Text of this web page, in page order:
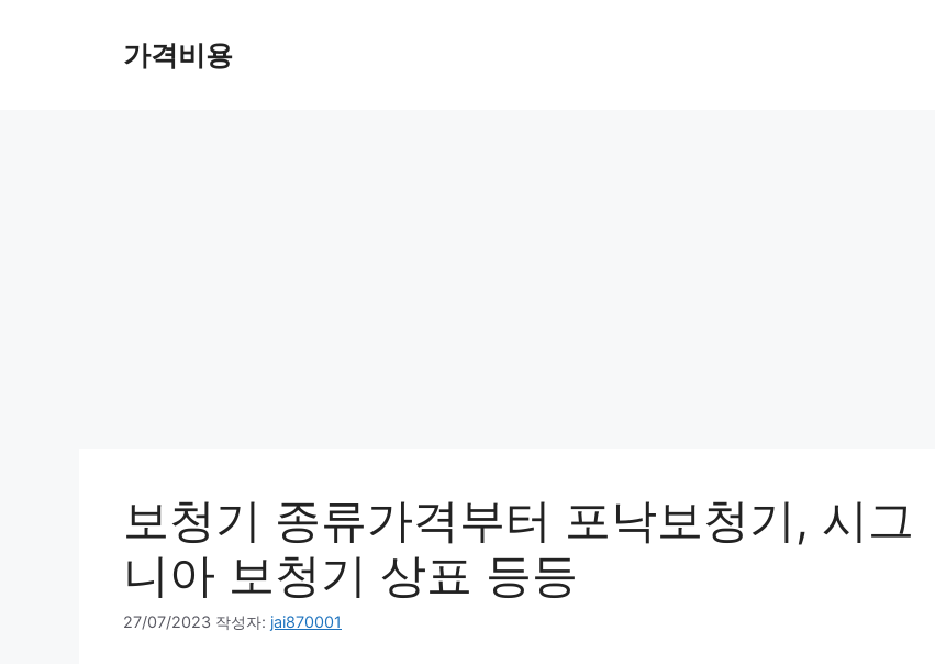
가격비용
보청기 종류가격부터 포낙보청기, 시그
니아 보청기 상표 등등
27/07/2023 작성자: jai870001